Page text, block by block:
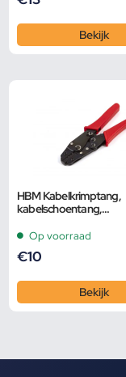
Bekijk
HBM Kabelkrimptang,
kabelschoentang,
Op voorraad
€10
Bekijk